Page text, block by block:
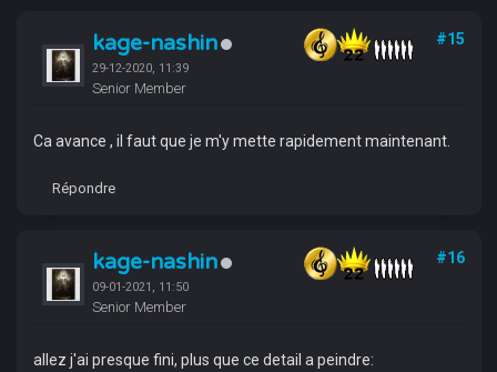
kage-nashin
29-12-2020, 11:39
Senior Member
#15
Ca avance , il faut que je m'y mette rapidement maintenant.
Répondre
kage-nashin
09-01-2021, 11:50
Senior Member
#16
allez j'ai presque fini, plus que ce detail a peindre: